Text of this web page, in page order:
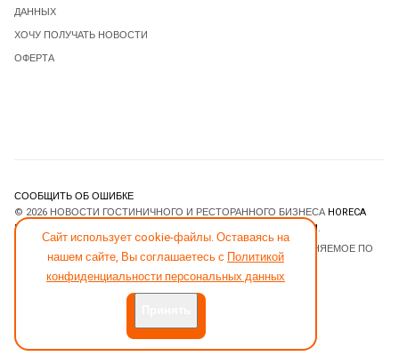
Сайт использует cookie-файлы. Оставаясь на
нашем сайте, Вы соглашаетесь с Политикой
конфиденциальности персональных данных
ДАННЫХ
ХОЧУ ПОЛУЧАТЬ НОВОСТИ
ОФЕРТА
СООБЩИТЬ ОБ ОШИБКЕ
© 2026 НОВОСТИ ГОСТИНИЧНОГО И РЕСТОРАННОГО БИЗНЕСА HORECA
ESTATE
JOOMLART.COM.
- ПРОГРАММНОЕ ОБЕСПЕЧЕНИЕ, РАСПРОСТРАНЯЕМОЕ ПО
ЛИЦЕНЗИИGNU GENERAL PUBLIC LICENSE